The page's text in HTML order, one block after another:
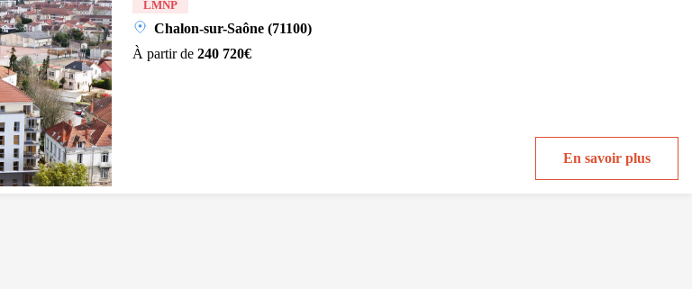
LMNP
Chalon-sur-Saône (71100)
À partir de240 720€
En savoir plus